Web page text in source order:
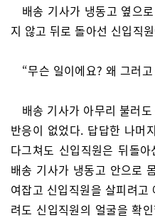
배송 기사가 냉동고 옆으
지 않고 뒤로 돌아선 신입직
“무슨 일이에요? 왜 그러
배송 기사가 아무리 불러
반응이 없었다. 답답한 나머
다그쳐도 신입직원은 뒤돌
배송 기사가 냉동고 안으로
여잡고 신입직원을 살피려
려도 신입직원의 얼굴을 확